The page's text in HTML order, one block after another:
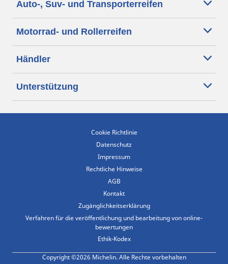
Auto-, Suv- und Transporterreifen
Motorrad- und Rollerreifen
Händler
Unterstützung
Cookie Richtlinie
Datenschutz
Impressum
Rechtliche Hinweise
AGB
Kontakt
Zugänglichkeitserklärung
Verfahren für die veröffentlichung und bearbeitung von online-
bewertungen
Ethik-Kodex
Copyright ©2026 Michelin. Alle Rechte vorbehalten